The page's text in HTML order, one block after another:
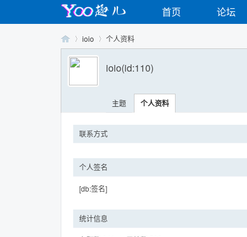
首页 论坛
Yo›
ioio
›
个人资料
ioio(id:110)
主题 个人资料
联系方式
个人签名
[db:签名]
统计信息